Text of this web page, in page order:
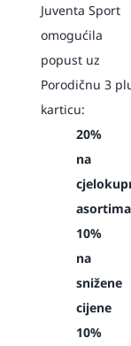
Juventa Sport
omogućila
popust uz
Porodičnu 3
karticu:
20%
na
10%
na
snižene
cijene
10%